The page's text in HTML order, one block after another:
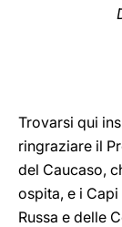
Trovarsi qui
ringraziare il
del Caucaso,
ospita, e i
Russa e delle